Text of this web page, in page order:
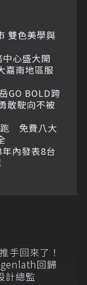
雙色美學與
心盛大開
嘉南地區服
GO BOLD跨
敢駛向不被
免費八大
內發表8台
手回來了！
回歸
計總監